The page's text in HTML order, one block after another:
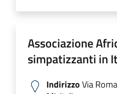
Associazione
simpatizzanti in
IndirizzoVia